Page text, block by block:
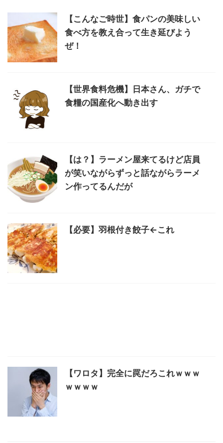
【こんなご時世】食パンの美味しい
食べ方を教え合って生き延びよう
ぜ！
【世界食料危機】日本さん、ガチで
食糧の国産化へ動き出す
【は？】ラーメン屋来てるけど店員
が笑いながらずっと話ながらラーメ
ン作ってるんだが
【必要】羽根付き餃子←これ
【ワロタ】完全に罠だろこれｗｗｗ
ｗｗｗｗ